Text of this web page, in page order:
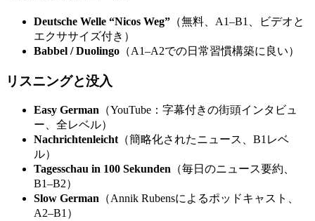
Deutsche Welle “Nicos Weg” （無料、A1–B1、ビデオと
エクササイズ付き）
Babbel / Duolingo （A1–A2での日常習慣構築に良い）
リスニングと没入
Easy German （YouTube：字幕付きの街頭インタビュ
ー、全レベル）
Nachrichtenleicht （簡略化されたニュース、B1レベ
ル）
Tagesschau in 100 Sekunden （毎日のニュース要約、
B1–B2）
Slow German （Annik Rubensによるポッドキャスト、
A2–B1）